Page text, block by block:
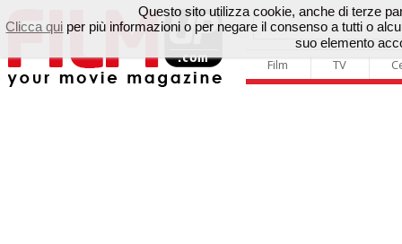
Film TV
Questo sito utilizza cookie, anche di terze
Clicca qui per più informazioni o per negare il consenso a tutti o
suo elemento